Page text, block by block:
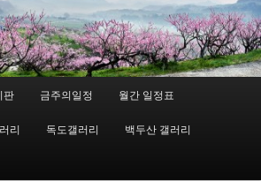
판 금주의일정 월간 일정표
리 독도갤러리 백두산 갤러리